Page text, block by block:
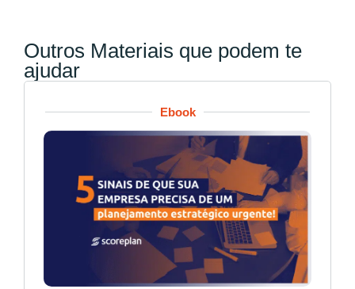
Outros Materiais que podem te
ajudar
Ebook